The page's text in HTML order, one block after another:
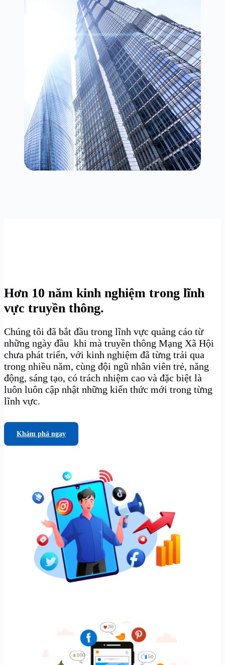
Hơn 10 năm kinh nghiệm trong lĩnh
vực truyền thông.
Chúng tôi đã bắt đầu trong lĩnh vực quảng cáo từ
những ngày đầu khi mà truyền thông Mạng Xã Hội
chưa phát triển, với kinh nghiệm đã từng trải qua
trong nhiều năm, cùng đội ngũ nhân viên trẻ, năng
động, sáng tạo, có trách nhiệm cao và đặc biệt là
luôn luôn cập nhật những kiến thức mới trong từng
lĩnh vực.
Khám phá ngay